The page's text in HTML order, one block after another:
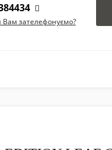
Вам зателефонуємо?